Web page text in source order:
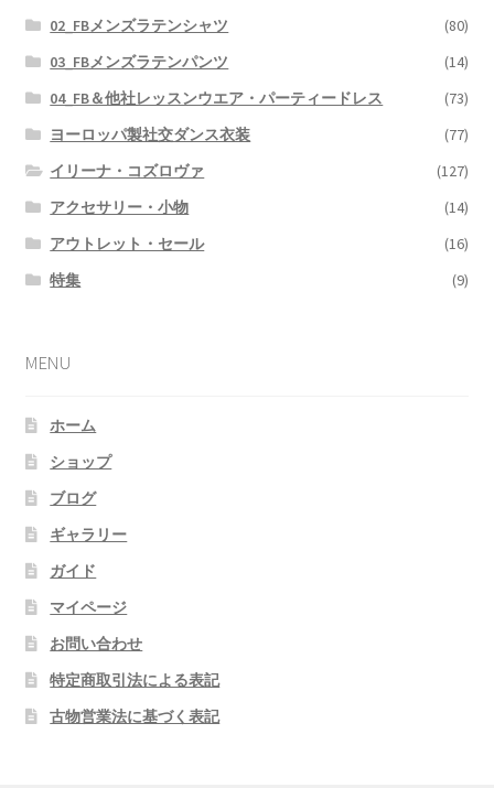
02_FBメンズラテンシャツ
(80)
03_FBメンズラテンパンツ
(14)
04_FB＆他社レッスンウエア・パーティードレス
(73)
ヨーロッパ製社交ダンス衣装
(77)
イリーナ・コズロヴァ
(127)
アクセサリー・小物
(14)
アウトレット・セール
(16)
特集
(9)
MENU
ホーム
ショップ
ブログ
ギャラリー
ガイド
マイページ
お問い合わせ
特定商取引法による表記
古物営業法に基づく表記